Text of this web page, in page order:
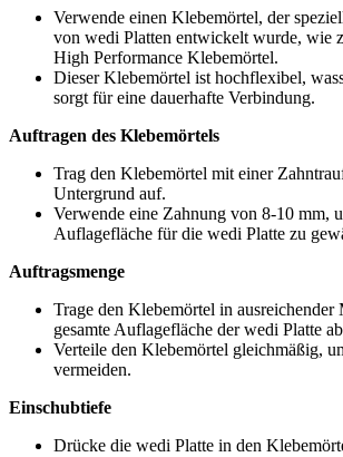
Verwende einen Klebemörtel, der
von wedi Platten entwickelt wurde, wie
High Performance Klebemörtel.
Dieser Klebemörtel ist hochflexibel,
sorgt für eine dauerhafte Verbindung.
Auftragen des Klebemörtels
Trag den Klebemörtel mit einer
Untergrund auf.
Verwende eine Zahnung von 8-10 mm,
Auflagefläche für die wedi Platte zu
Auftragsmenge
Trage den Klebemörtel in ausreichender
gesamte Auflagefläche der wedi Platte
Verteile den Klebemörtel gleichmäßig,
vermeiden.
Einschubtiefe
Drücke die wedi Platte in den